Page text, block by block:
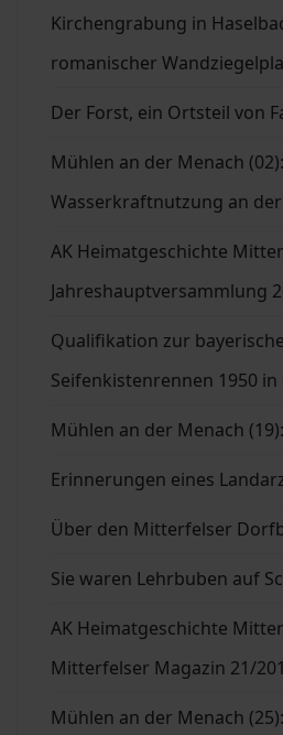
Kirchengrabung in
romanischer
Der Forst, ein Ortsteil von
Mühlen an der Menach (02):
Wasserkraftnutzung an
AK Heimatgeschichte
Jahreshauptversammlung
Qualifikation zur
Seifenkistenrennen 1950
Mühlen an der Menach
Erinnerungen eines
Über den Mitterfelser
Sie waren Lehrbuben auf
AK Heimatgeschichte
Mitterfelser Magazin 21/
Mühlen an der Menach